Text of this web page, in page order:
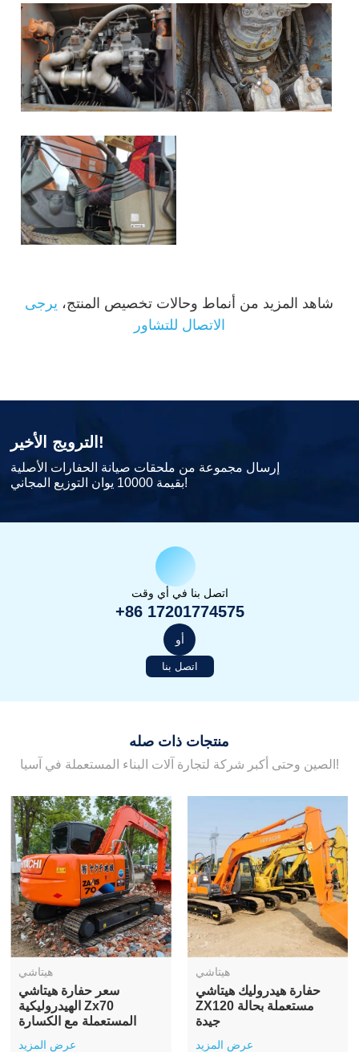
شاهد المزيد من أنماط وحالات تخصيص المنتج، يرجى
الاتصال للتشاور
الترويج الأخير!
إرسال مجموعة من ملحقات صيانة الحفارات الأصلية
بقيمة 10000 يوان التوزيع المجاني!
اتصل بنا في أي وقت
+86 17201774575
أو
اتصل بنا
منتجات ذات صله
الصين وحتى أكبر شركة لتجارة آلات البناء المستعملة في آسيا!
هيتاشي
سعر حفارة هيتاشي
الهيدروليكية Zx70
المستعملة مع الكسارة
عرض المزيد
هيتاشي
حفارة هيدروليك هيتاشي
ZX120 مستعملة بحالة
جيدة
عرض المزيد